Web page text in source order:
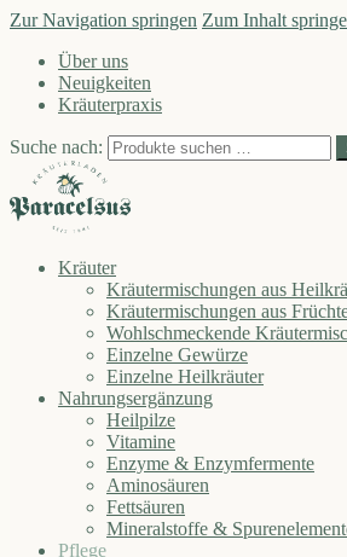
Zur Navigation springen Zum Inhalt
Über uns
Neuigkeiten
Kräuterpraxis
Suche nach:
Kräuter
Kräutermischungen aus
Kräutermischungen aus
Wohlschmeckende
Einzelne Gewürze
Einzelne Heilkräuter
Nahrungsergänzung
Heilpilze
Vitamine
Enzyme & Enzymfermente
Aminosäuren
Fettsäuren
Mineralstoffe &
Pflege